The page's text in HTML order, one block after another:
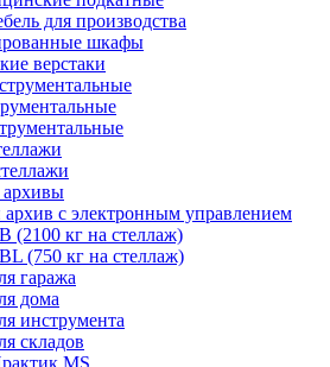
для производства
шкафы
верстаки
с электронным управлением
(2100 кг на стеллаж)
(750 кг на стеллаж)
гаража
дома
инструмента
складов
MS